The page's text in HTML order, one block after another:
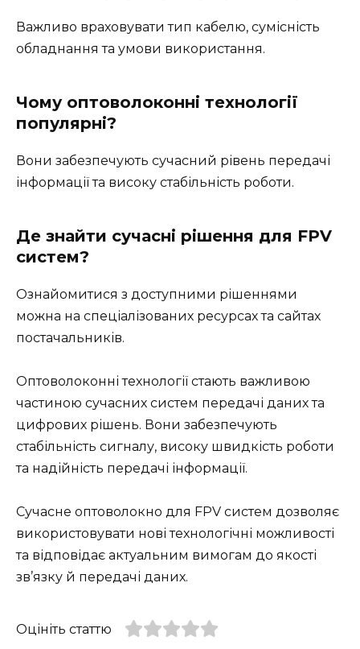
Важливо враховувати тип кабелю, сумісність
обладнання та умови використання.
Чому оптоволоконні технології
популярні?
Вони забезпечують сучасний рівень передачі
інформації та високу стабільність роботи.
Де знайти сучасні рішення для FPV
систем?
Ознайомитися з доступними рішеннями
можна на спеціалізованих ресурсах та сайтах
постачальників.
Оптоволоконні технології стають важливою
частиною сучасних систем передачі даних та
цифрових рішень. Вони забезпечують
стабільність сигналу, високу швидкість роботи
та надійність передачі інформації.
Сучасне оптоволокно для FPV систем дозволяє
використовувати нові технологічні можливості
та відповідає актуальним вимогам до якості
зв’язку й передачі даних.
Оцініть статтю